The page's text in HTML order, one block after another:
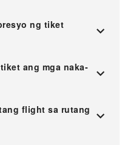
ng tiket
ang mga naka-
flight sa rutang